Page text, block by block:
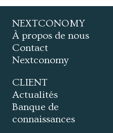
NEXTCONOMY
À propos de nous
Contact
Nextconomy
CLIENT
Actualités
Banque de
connaissances